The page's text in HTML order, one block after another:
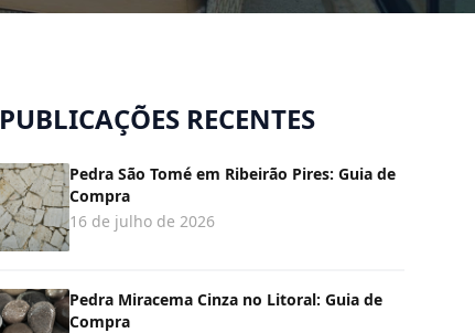
PUBLICAÇÕES RECENTES
Pedra São Tomé em Ribeirão Pires: Guia de
Compra
16 de julho de 2026
Pedra Miracema Cinza no Litoral: Guia de
Compra